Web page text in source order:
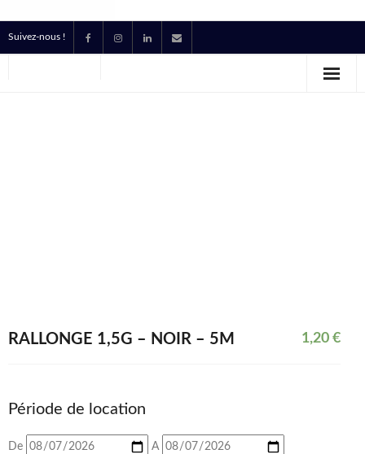
Suivez-nous !
RALLONGE 1,5G – NOIR – 5M 1,20 €
Période de location
De A